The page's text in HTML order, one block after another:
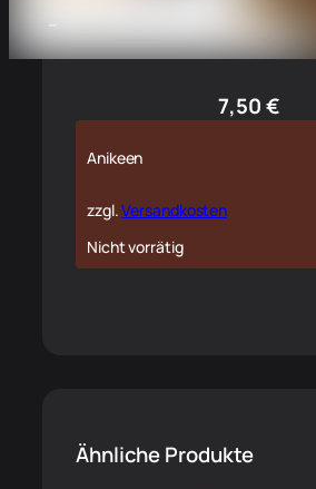
–
7,50€
Anikeen
zzgl.Versandkosten
Nicht vorrätig
Ähnliche Produkte